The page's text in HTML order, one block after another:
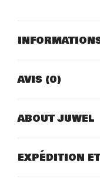
AVIS (0)
ABOUT JUWEL
EXPÉDITION